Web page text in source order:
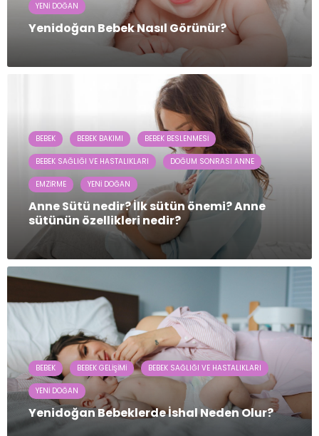
YENI DOĞAN
Yenidoğan Bebek Nasıl Görünür?
BEBEK BEBEK BAKIMI BEBEK BESLENMESI
BEBEK SAĞLIĞI VE HASTALIKLARI DOĞUM SONRASI ANNE
EMZIRME YENI DOĞAN
Anne Sütü nedir? İlk sütün önemi? Anne
sütünün özellikleri nedir?
BEBEK BEBEK GELIŞIMI BEBEK SAĞLIĞI VE HASTALIKLARI
YENI DOĞAN
Yenidoğan Bebeklerde İshal Neden Olur?